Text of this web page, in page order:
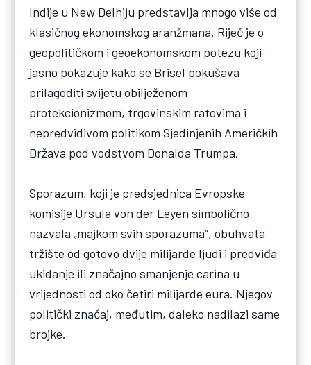
Indije u New Delhiju predstavlja mnogo više od
klasičnog ekonomskog aranžmana. Riječ je o
geopolitičkom i geoekonomskom potezu koji
jasno pokazuje kako se Brisel pokušava
prilagoditi svijetu obilježenom
protekcionizmom, trgovinskim ratovima i
nepredvidivom politikom Sjedinjenih Američkih
Država pod vodstvom Donalda Trumpa.
Sporazum, koji je predsjednica Evropske
komisije Ursula von der Leyen simbolično
nazvala „majkom svih sporazuma“, obuhvata
tržište od gotovo dvije milijarde ljudi i predviđa
ukidanje ili značajno smanjenje carina u
vrijednosti od oko četiri milijarde eura. Njegov
politički značaj, međutim, daleko nadilazi same
brojke.